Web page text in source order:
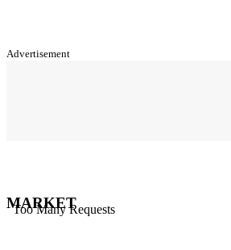
Advertisement
MARKET